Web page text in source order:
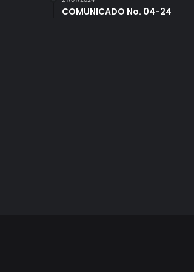
COMUNICADO No. 04-24